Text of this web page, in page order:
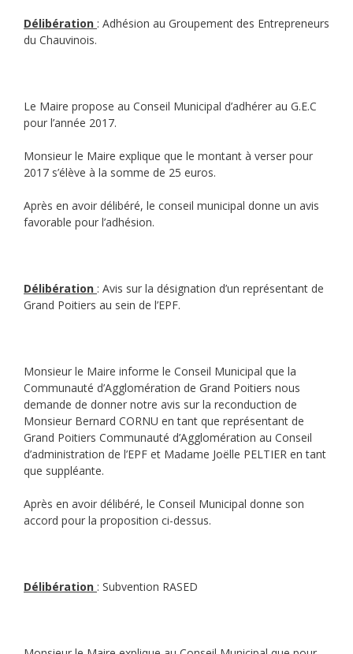
Délibération : Adhésion au Groupement des Entrepreneurs
du Chauvinois.
Le Maire propose au Conseil Municipal d’adhérer au G.E.C
pour l’année 2017.
Monsieur le Maire explique que le montant à verser pour
2017 s’élève à la somme de 25 euros.
Après en avoir délibéré, le conseil municipal donne un avis
favorable pour l’adhésion.
Délibération : Avis sur la désignation d’un représentant de
Grand Poitiers au sein de l’EPF.
Monsieur le Maire informe le Conseil Municipal que la
Communauté d’Agglomération de Grand Poitiers nous
demande de donner notre avis sur la reconduction de
Monsieur Bernard CORNU en tant que représentant de
Grand Poitiers Communauté d’Agglomération au Conseil
d’administration de l’EPF et Madame Joëlle PELTIER en tant
que suppléante.
Après en avoir délibéré, le Conseil Municipal donne son
accord pour la proposition ci-dessus.
Délibération : Subvention RASED